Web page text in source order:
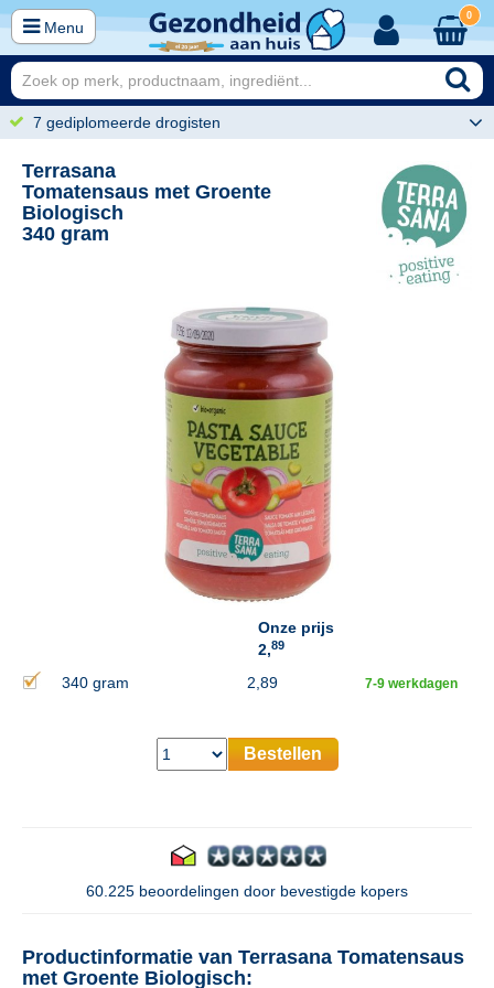
Menu
0
7 gediplomeerde drogisten
Terrasana
Tomatensaus met Groente
Biologisch
340 gram
Onze prijs
2,89
340 gram 2,89 7-9 werkdagen
Bestellen
60.225 beoordelingen door bevestigde kopers
Productinformatie van Terrasana Tomatensaus
met Groente Biologisch: